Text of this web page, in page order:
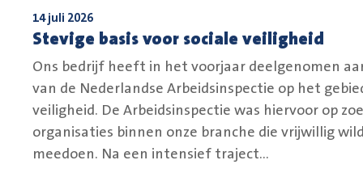
Stevige basis voor sociale veiligheid
14 juli 2026
Ons bedrijf heeft in het voorjaar deelgenomen
van de Nederlandse Arbeidsinspectie op het
veiligheid. De Arbeidsinspectie was hiervoor op
organisaties binnen onze branche die vrijwillig
meedoen. Na een intensief traject...